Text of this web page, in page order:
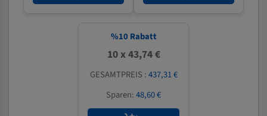
%10 Rabatt
10 x 43,74 €
GESAMTPREIS :437,31 €
Sparen:48,60 €